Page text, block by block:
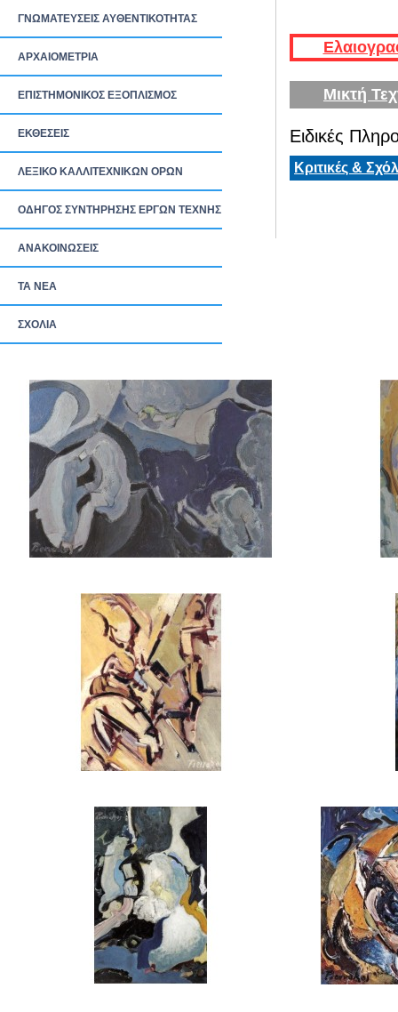
ΓΝΩΜΑΤΕΥΣΕΙΣ ΑΥΘΕΝΤΙΚΟΤΗΤΑΣ
ΑΡΧΑΙΟΜΕΤΡΙΑ
ΕΠΙΣΤΗΜΟΝΙΚΟΣ ΕΞΟΠΛΙΣΜΟΣ
ΕΚΘΕΣΕΙΣ
ΛΕΞΙΚΟ ΚΑΛΛΙΤΕΧΝΙΚΩΝ ΟΡΩΝ
ΟΔΗΓΟΣ ΣΥΝΤΗΡΗΣΗΣ ΕΡΓΩΝ ΤΕΧΝΗΣ
ΑΝΑΚΟΙΝΩΣΕΙΣ
ΤΑ ΝEΑ
ΣΧΟΛΙΑ
Μικτή
Ειδικές
Κριτικές &